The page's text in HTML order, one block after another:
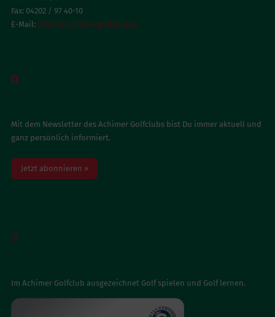
Fax: 04202 / 97 40-10
E-Mail: info (at) achimergolfclub.de

Mit dem Newsletter des Achimer Golfclubs bist Du immer aktuell und
ganz persönlich informiert.
Jetzt abonnieren »

Im Achimer Golfclub ausgezeichnet Golf spielen und Golf lernen.